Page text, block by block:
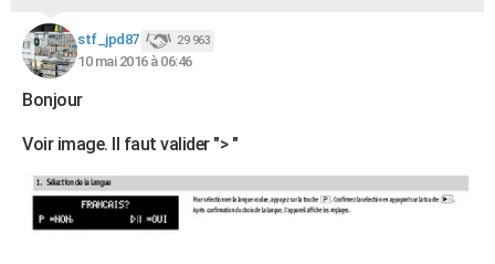
stf_jpd87 29 963
10 mai 2016 à 06:46
Bonjour
Voir image. Il faut valider "> "